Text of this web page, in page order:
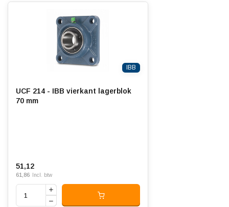
IBB
UCF 214 - IBB vierkant lagerblok
70 mm
51,12
61,86 Incl. btw